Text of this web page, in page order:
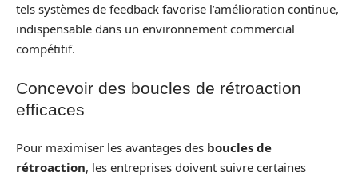
tels systèmes de feedback favorise l’amélioration continue,
indispensable dans un environnement commercial
compétitif.
Concevoir des boucles de rétroaction
efficaces
Pour maximiser les avantages des boucles de
rétroaction, les entreprises doivent suivre certaines